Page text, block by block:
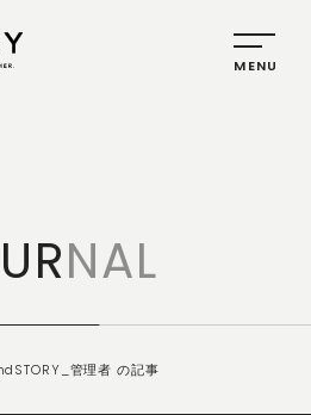
NAL
管理者 の記事